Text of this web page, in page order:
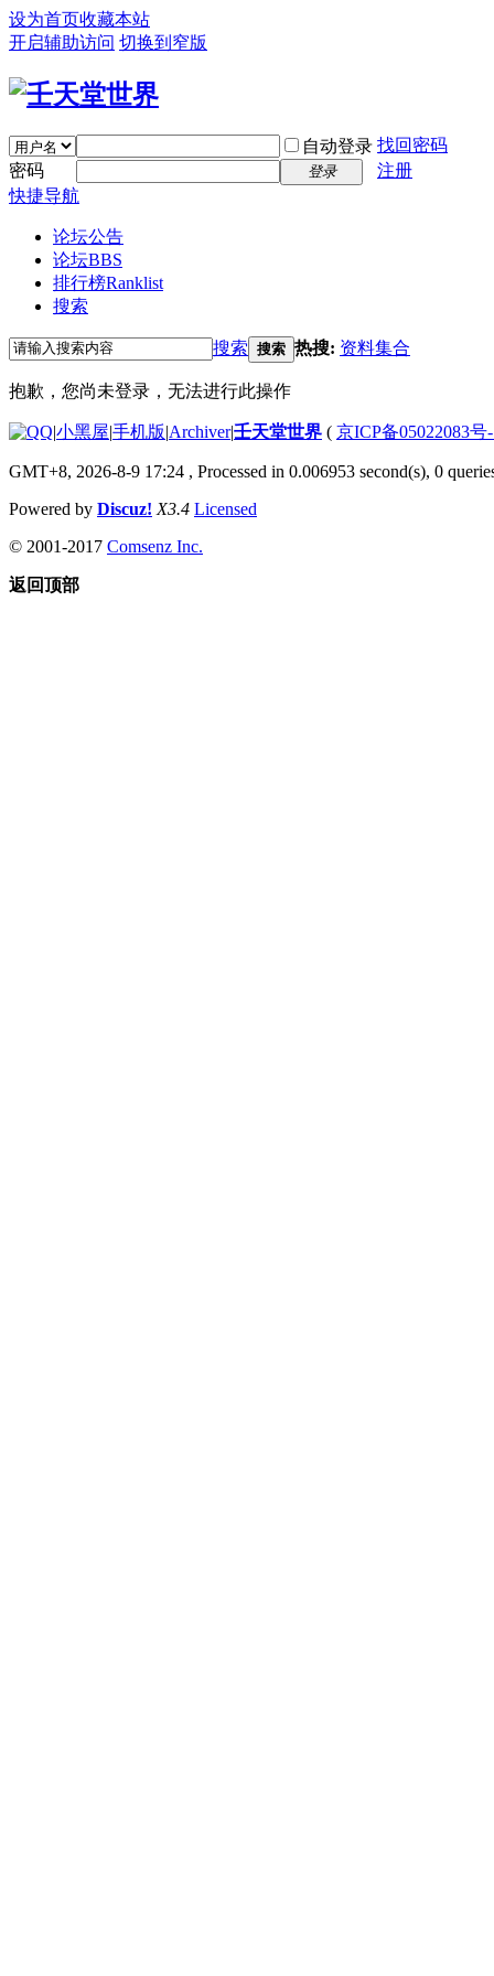
设为首页收藏本站
开启辅助访问 切换到窄版
自动登录 找回密码
密码
登录
注册
快捷导航
论坛公告
论坛BBS
排行榜Ranklist
搜索
搜索 搜索 热搜: 资料集合
抱歉，您尚未登录，无法进行此操作
|小黑屋|手机版|Archiver|壬天堂世界 ( 京ICP备05022083号
GMT+8, 2026-8-9 17:24 , Processed in 0.006953 second(s), 0
Powered by Discuz! X3.4 Licensed
© 2001-2017 Comsenz Inc.
返回顶部